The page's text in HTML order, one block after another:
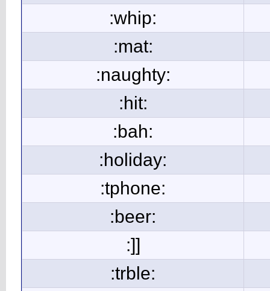
:whip:
:mat:
:naughty:
:hit:
:bah:
:holiday:
:tphone:
:beer:
:]]
:trble: